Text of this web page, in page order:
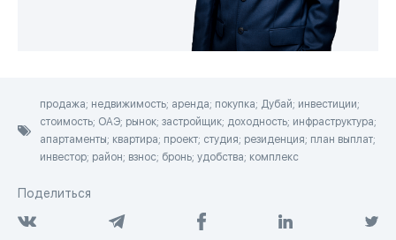
продажа; недвижимость; аренда; покупка; Дубай; инвестиции;
стоимость; ОАЭ; рынок; застройщик; доходность; инфраструктура;
апартаменты; квартира; проект; студия; резиденция; план выплат;
инвестор; район; взнос; бронь; удобства; комплекс
Поделиться